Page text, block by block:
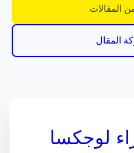
المقالات
المقال
لوجكسا